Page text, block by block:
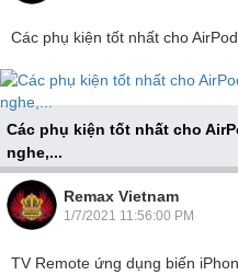
Các phụ kiện tốt nhất cho
Các phụ kiện tốt nhất cho
nghe,...
Các phụ kiện tốt nhất cho AirPods
Remax Vietnam
1/7/2021 11:56:00 PM
TV Remote ứng dụng biến